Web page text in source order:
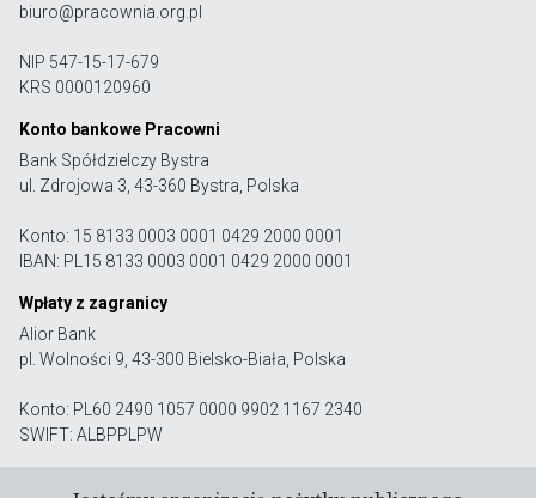
biuro@pracownia.org.pl
NIP 547-15-17-679
KRS 0000120960
Konto bankowe Pracowni
Bank Spółdzielczy Bystra
ul. Zdrojowa 3, 43-360 Bystra, Polska
Konto: 15 8133 0003 0001 0429 2000 0001
IBAN: PL15 8133 0003 0001 0429 2000 0001
Wpłaty z zagranicy
Alior Bank
pl. Wolności 9, 43-300 Bielsko-Biała, Polska
Konto: PL60 2490 1057 0000 9902 1167 2340
SWIFT: ALBPPLPW